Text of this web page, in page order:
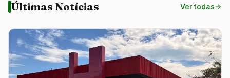
Últimas Notícias Ver todas